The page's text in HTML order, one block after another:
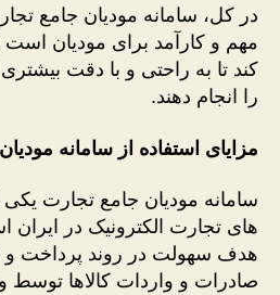
در کل، سامانه مودیان جامع
مهم و کارآمد برای مودیان
کند تا به راحتی و با دقت
را انجام دهند.
مزایای استفاده از سامانه
سامانه مودیان جامع تجارت یکی
های تجارت الکترونیک در ایران
هدف سهولت در روند پرداخت و
صادرات و واردات کالاها